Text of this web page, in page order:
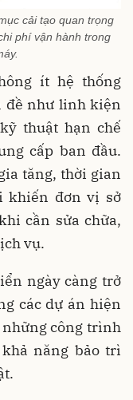
cải tạo quan trọng
phí vận hành trong
ít hệ thống
đề như linh kiện
thuật hạn chế
cấp ban đầu.
tăng, thời gian
khiến đơn vị sở
cần sửa chữa,
vụ.
ngày càng trở
các dự án hiện
những công trình
năng bảo trì